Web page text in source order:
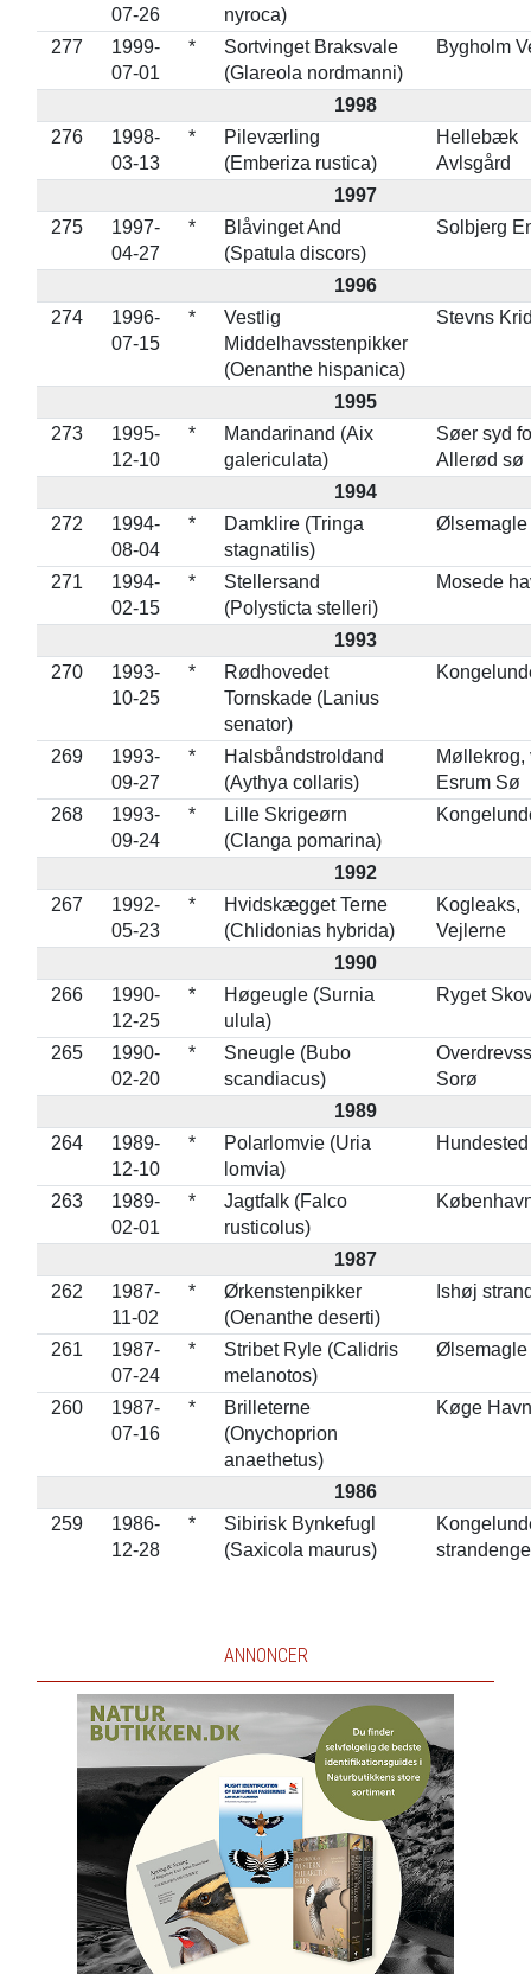
07-26
nyroca)
277
1999-
07-01
*
Sortvinget Braksvale
(Glareola nordmanni)
Bygholm
1998
276
1998-
03-13
*
Pileværling
(Emberiza rustica)
Hellebæk
Avlsgård
1997
275
1997-
04-27
*
Blåvinget And
(Spatula discors)
Solbjerg
1996
274
1996-
07-15
*
Vestlig
Middelhavsstenpikker
(Oenanthe hispanica)
Stevns
1995
273
1995-
12-10
*
Mandarinand (Aix
galericulata)
Søer syd
Allerød sø
1994
272
1994-
08-04
*
Damklire (Tringa
stagnatilis)
Ølsemagle
271
1994-
02-15
*
Stellersand
(Polysticta stelleri)
Mosede
1993
270
1993-
10-25
*
Rødhovedet
Tornskade (Lanius
senator)
269
1993-
09-27
*
Halsbåndstroldand
(Aythya collaris)
Møllekrog,
Esrum Sø
268
1993-
09-24
*
Lille Skrigeørn
(Clanga pomarina)
1992
267
1992-
05-23
*
Hvidskægget Terne
(Chlidonias hybrida)
Kogleaks,
Vejlerne
1990
266
1990-
12-25
*
Høgeugle (Surnia
ulula)
Ryget
265
1990-
02-20
*
Sneugle (Bubo
scandiacus)
Sorø
1989
264
1989-
12-10
*
Polarlomvie (Uria
lomvia)
263
1989-
02-01
*
Jagtfalk (Falco
rusticolus)
1987
262
1987-
11-02
*
Ørkenstenpikker
(Oenanthe deserti)
Ishøj
261
1987-
07-24
*
Stribet Ryle (Calidris
melanotos)
Ølsemagle
260
1987-
07-16
*
Brilleterne
(Onychoprion
anaethetus)
Køge Havn
1986
259
1986-
12-28
*
Sibirisk Bynkefugl
(Saxicola maurus)
ANNONCER